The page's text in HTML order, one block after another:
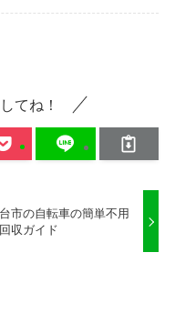
てね！
市の自転車の簡単不用
収ガイド